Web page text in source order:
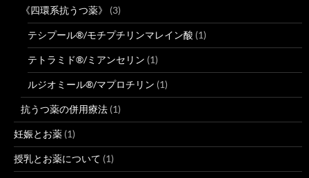
《四環系抗うつ薬》 (3)
テシプール®/モチプチリンマレイン酸 (1)
テトラミド®/ミアンセリン (1)
ルジオミール®/マプロチリン (1)
抗うつ薬の併用療法 (1)
妊娠とお薬 (1)
授乳とお薬について (1)